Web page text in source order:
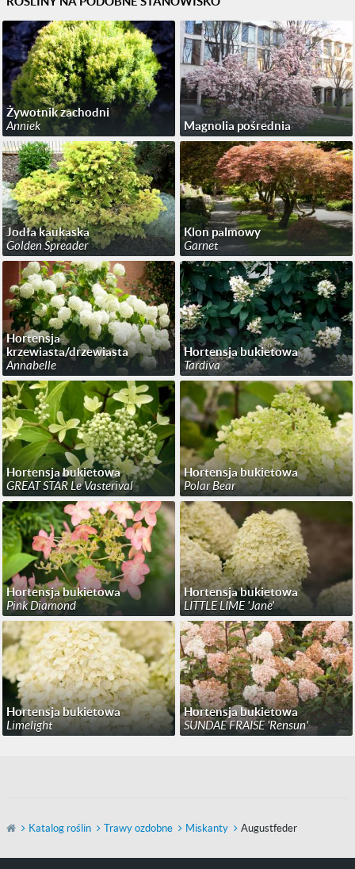
Żywotnik zachodni
Anniek
Magnolia pośrednia
Jodła kaukaska
Golden Spreader
Klon palmowy
Garnet
Hortensja
krzewiasta/drzewiasta
Annabelle
Hortensja bukietowa
Tardiva
Hortensja bukietowa
GREAT STAR Le Vasterival
Hortensja bukietowa
Polar Bear
Hortensja bukietowa
Pink Diamond
Hortensja bukietowa
LITTLE LIME 'Jane'
Hortensja bukietowa
Limelight
Hortensja bukietowa
SUNDAE FRAISE 'Rensun'
Katalog roślin Trawy ozdobne Miskanty Augustfeder